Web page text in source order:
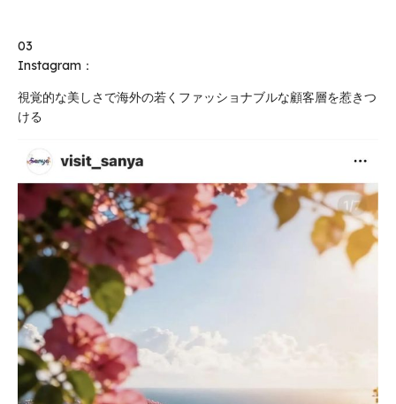
03
Instagram：
視覚的な美しさで海外の若くファッショナブルな顧客層を惹きつ
ける